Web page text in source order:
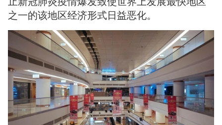
之一的该地区经济形式日益恶化。